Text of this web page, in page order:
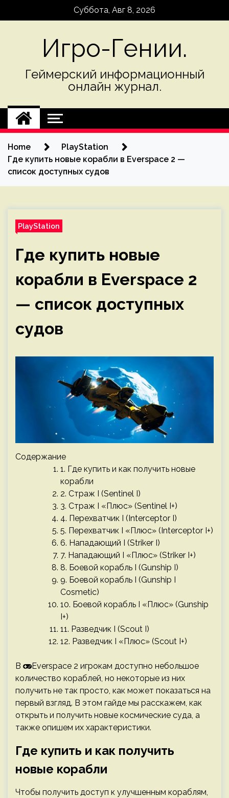
Суббота, Авг 8, 2026
Игро-Гении.
Геймерский информационный
онлайн журнал.
Home
PlayStation
Где купить новые корабли в Everspace 2 —
список доступных судов
PlayStation
Где купить новые
корабли в Everspace 2
— список доступных
судов
Содержание
1. Где купить и как получить новые
корабли
2. Страж I (Sentinel I)
3. Страж I «Плюс» (Sentinel I+)
4. Перехватчик I (Interceptor I)
5. Перехватчик I «Плюс» (Interceptor I+)
6. Нападающий I (Striker I)
7. Нападающий I «Плюс» (Striker I+)
8. Боевой корабль I (Gunship I)
9. Боевой корабль I (Gunship I
Cosmetic)
10. Боевой корабль I «Плюс» (Gunship
I+)
11. Разведчик I (Scout I)
12. Разведчик I «Плюс» (Scout I+)
В
Everspace 2 игрокам доступно небольшое
количество кораблей, но некоторые из них
получить не так просто, как может показаться на
первый взгляд. В этом гайде мы расскажем, как
открыть и получить новые космические суда, а
также опишем их характеристики.
Где купить и как получить
новые корабли
Чтобы получить доступ к улучшенным кораблям,